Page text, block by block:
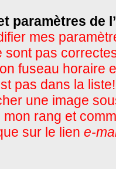
paramètres de
mes
sont pas
fuseau horaire
pas dans la liste!
une image
mon rang et
sur le lien e-